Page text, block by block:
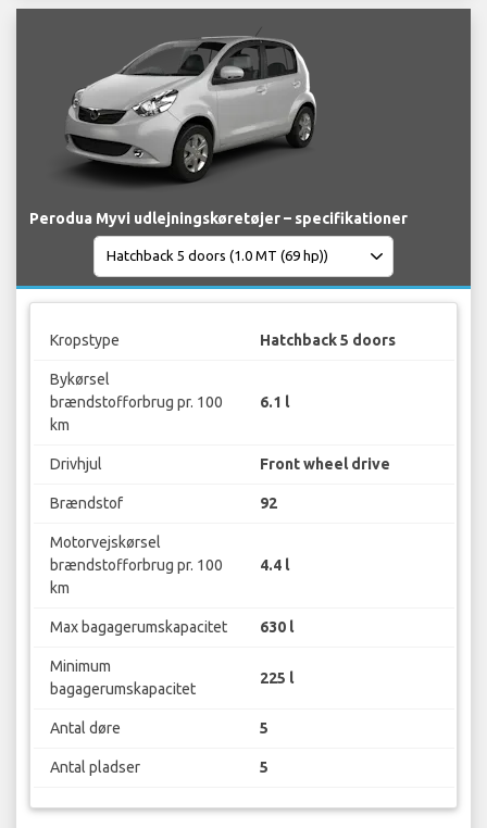
Perodua Myvi udlejningskøretøjer – specifikationer
Kropstype Hatchback 5 doors
Bykørsel
brændstofforbrug pr. 100
km
6.1 l
Drivhjul Front wheel drive
Brændstof 92
Motorvejskørsel
brændstofforbrug pr. 100
km
4.4 l
Max bagagerumskapacitet 630 l
Minimum
bagagerumskapacitet
225 l
Antal døre 5
Antal pladser 5